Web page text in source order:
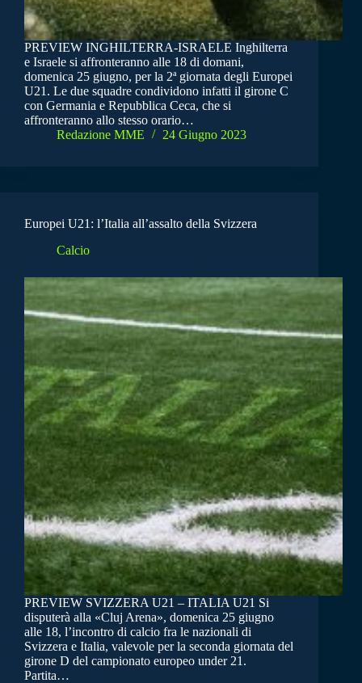
PREVIEW INGHILTERRA-ISRAELE Inghilterra
e Israele si affronteranno alle 18 di domani,
domenica 25 giugno, per la 2ª giornata degli Europei
U21. Le due squadre condividono infatti il girone C
con Germania e Repubblica Ceca, che si
affronteranno allo stesso orario…
Redazione MME
24 Giugno 2023
Europei U21: l’Italia all’assalto della Svizzera
Calcio
PREVIEW SVIZZERA U21 – ITALIA U21 Si
disputerà alla «Cluj Arena», domenica 25 giugno
alle 18, l’incontro di calcio fra le nazionali di
Svizzera e Italia, valevole per la seconda giornata del
girone D del campionato europeo under 21.
Partita…